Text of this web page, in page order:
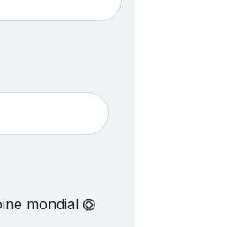
mondial